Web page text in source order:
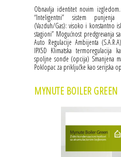
Obnavlja identitet novim
“Inteligentni” sistem
(Vazduh/Gas): visoko i konstantno
stagioni” Mogućnost predgrevanja
Auto Regulacije Ambijenta
IPX5D Klimatska termoregulacija
spoljne sonde (opcija) Smanjena
Poklopac za priključke kao serijska
MYNUTE BOILER GREEN